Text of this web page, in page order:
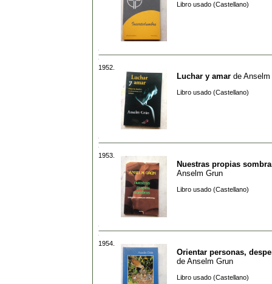
Libro usado (Castellano)
1952.
Luchar y amar de Anselm
Libro usado (Castellano)
1953.
Nuestras propias
Anselm Grun
Libro usado (Castellano)
1954.
Orientar personas,
de Anselm Grun
Libro usado (Castellano)